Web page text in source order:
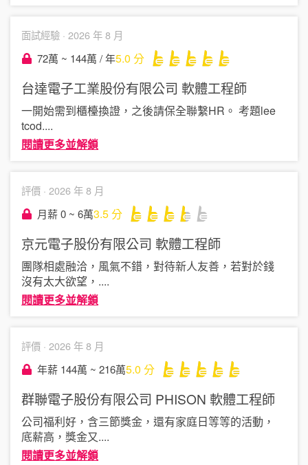
面試經驗 · 2026 年 8 月
72萬 ~ 144萬 / 年5.0 分
台達電子工業股份有限公司 軟體工程師
一開始需到櫃檯換證，之後請保全聯繫HR。 考題lee
tcod....
閱讀更多並解鎖
評價 · 2026 年 8 月
月薪 0 ~ 6萬3.5分
京元電子股份有限公司 軟體工程師
團隊相處融洽，風氣不錯，對待新人友善，若對於錢
沒有太大欲望， ....
閱讀更多並解鎖
評價 · 2026 年 8 月
年薪 144萬 ~ 216萬5.0 分
群聯電子股份有限公司 PHISON 軟體工程師
公司福利好，含三節獎金，還有家庭日等等的活動，
底薪高，獎金又....
閱讀更多並解鎖